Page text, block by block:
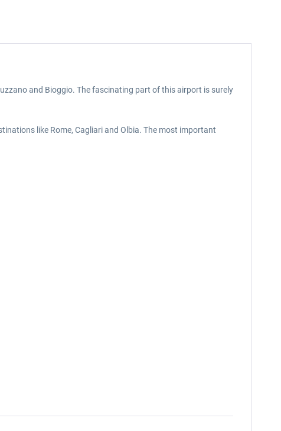
and Bioggio. The fascinating part of this airport is surely
like Rome, Cagliari and Olbia. The most important